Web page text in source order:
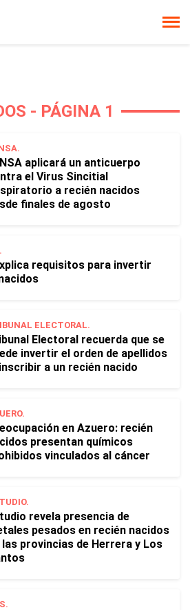
- PÁGINA 1
aplicará un anticuerpo
el Virus Sincitial
a recién nacidos
finales de agosto
requisitos para invertir
ELECTORAL.
Electoral recuerda que se
invertir el orden de apellidos
a un recién nacido
en Azuero: recién
presentan químicos
vinculados al cáncer
revela presencia de
pesados en recién nacidos
las provincias de Herrera y Los